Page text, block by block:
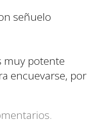
señuelo
muy potente
encuevarse, por